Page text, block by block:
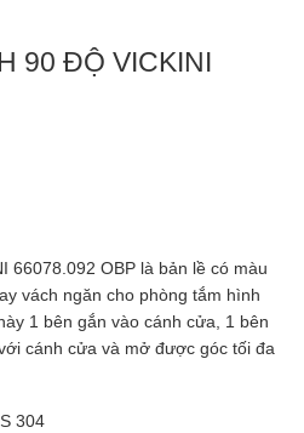
90 ĐỘ VICKINI
66078.092 OBP là bản lề có màu
vách ngăn cho phòng tắm hình
1 bên gắn vào cánh cửa, 1 bên
cánh cửa và mở được góc tối đa
304